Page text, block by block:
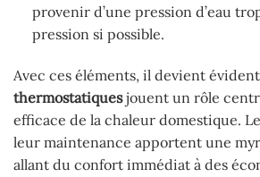
provenir d’une pression d’eau
pression si possible.
Avec ces éléments, il devient
thermostatiquesjouent un rôle
efficace de la chaleur domestique.
leur maintenance apportent une
allant du confort immédiat à des